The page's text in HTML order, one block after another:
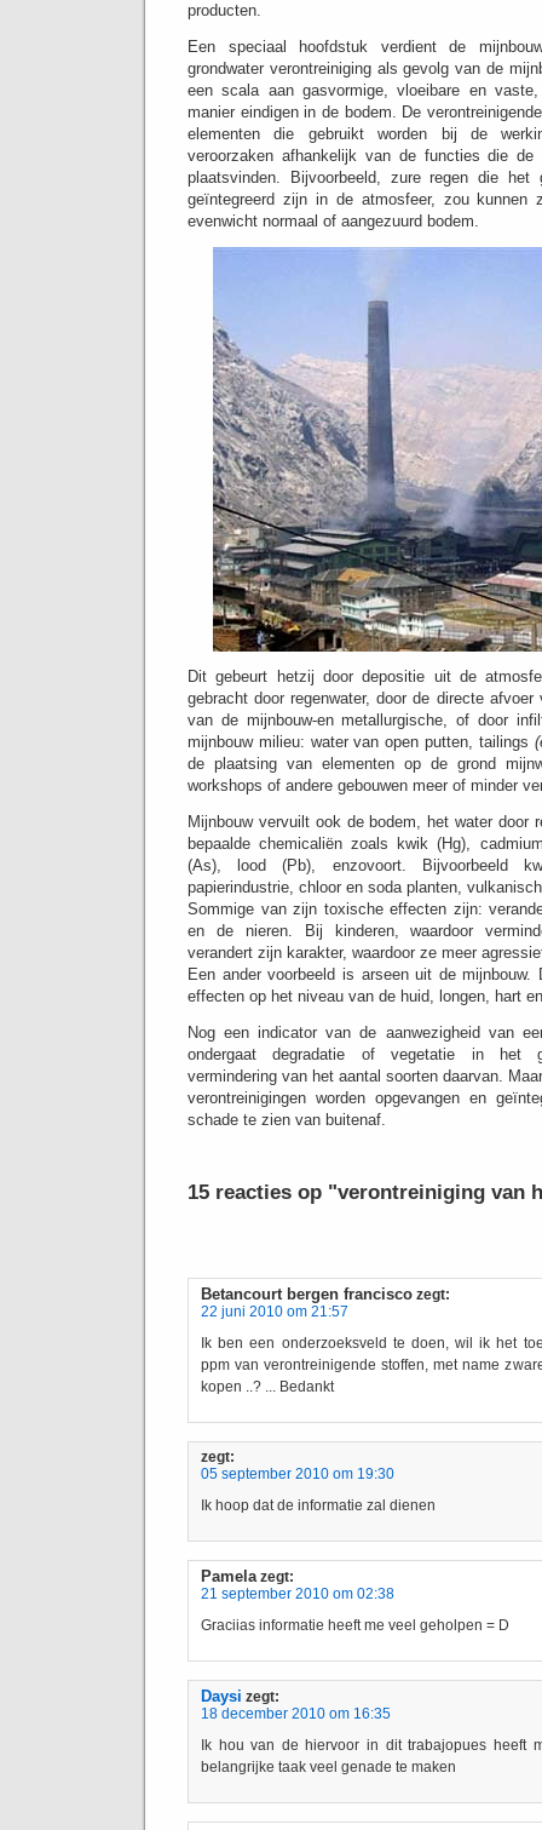
producten.
Een speciaal hoofdstuk verdient de
grondwater verontreiniging als gevolg van de
een scala aan gasvormige, vloeibare en
manier eindigen in de bodem. De
elementen die gebruikt worden bij de
veroorzaken afhankelijk van de functies die de
plaatsvinden.
Bijvoorbeeld, zure regen die
geïntegreerd zijn in de atmosfeer, zou kunnen
evenwicht normaal of aangezuurd bodem.
Dit gebeurt hetzij door depositie uit de
gebracht door regenwater, door de directe
van de mijnbouw-en metallurgische, of door
mijnbouw milieu: water van open putten, tailings
de plaatsing van elementen op de grond
workshops of andere gebouwen meer of minder
Mijnbouw vervuilt ook de bodem, het water door
bepaalde chemicaliën zoals kwik (Hg),
(As), lood (Pb), enzovoort.
Bijvoorbeeld
papierindustrie, chloor en soda planten,
Sommige van zijn toxische effecten zijn:
en de nieren.
Bij kinderen, waardoor
verandert zijn karakter, waardoor ze meer
Een ander voorbeeld is arseen uit de mijnbouw.
effecten op het niveau van de huid, longen, hart
Nog een indicator van de aanwezigheid van
ondergaat degradatie of vegetatie in het
vermindering van het aantal soorten daarvan.
verontreinigingen worden opgevangen en
schade te zien van buitenaf.
15 reacties op "verontreiniging van
Betancourt bergen francisco zegt:
22 juni 2010 om 21:57
Ik ben een onderzoeksveld te doen, wil ik het
ppm van verontreinigende stoffen, met name
kopen ..? ... Bedankt
zegt:
05 september 2010 om 19:30
Ik hoop dat de informatie zal dienen
Pamela zegt:
21 september 2010 om 02:38
Graciias informatie heeft me veel geholpen = D
Daysi zegt:
18 december 2010 om 16:35
Ik hou van de hiervoor in dit trabajopues heeft
belangrijke taak veel genade te maken